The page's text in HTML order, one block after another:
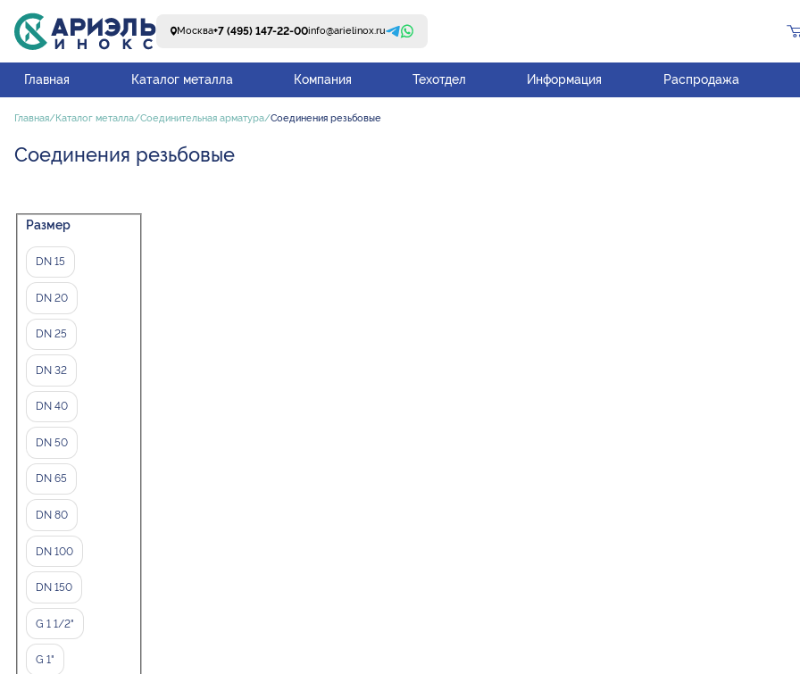
Москва+7 (495) 147-22-00info@arielinox.ru
Главная Каталог металла Компания Техотдел Информация Распродажа
Главная Каталог металла Соединительная арматура Соединения резьбовые
Соединения резьбовые
Размер
DN 15
DN 20
DN 25
DN 32
DN 40
DN 50
DN 65
DN 80
DN 100
DN 150
G 1 1/2"
G 1"